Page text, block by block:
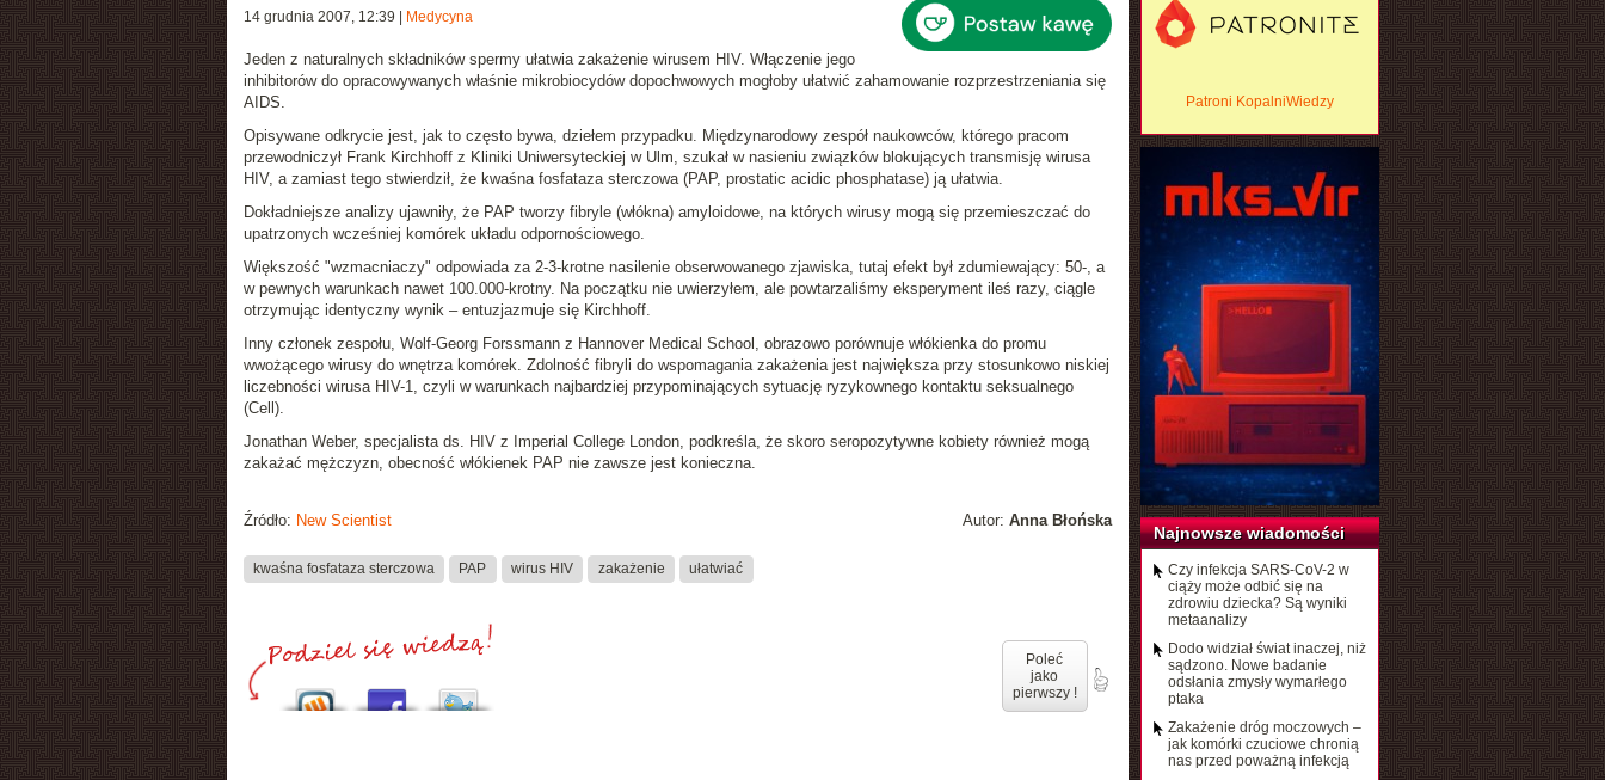
14 grudnia 2007, 12:39 Medycyna
Jeden z naturalnych składników spermy ułatwia zakażenie wirusem HIV. Włączenie jego
inhibitorów do opracowywanych właśnie mikrobiocydów dopochwowych mogłoby ułatwić zahamowanie rozprzestrzeniania się
AIDS.
Opisywane odkrycie jest, jak to często bywa, dziełem przypadku. Międzynarodowy zespół naukowców, którego pracom
przewodniczył Frank Kirchhoffz Kliniki Uniwersyteckiej w Ulm, szukał w nasieniu związków blokujących transmisję wirusa
HIV, a zamiast tego stwierdził, że kwaśna fosfataza sterczowa (PAP, prostatic acidic phosphatase) ją ułatwia.
Dokładniejsze analizy ujawniły, że PAP tworzy fibryle (włókna) amyloidowe, na których wirusy mogą się przemieszczać do
upatrzonych wcześniej komórek układu odpornościowego.
Większość "wzmacniaczy" odpowiada za 2-3-krotne nasilenie obserwowanego zjawiska, tutaj efekt był zdumiewający: 50-, a
w pewnych warunkach nawet 100.000-krotny. Na początku nie uwierzyłem, ale powtarzaliśmy eksperyment ileś razy, ciągle
otrzymując identyczny wynik– entuzjazmuje się Kirchhoff.
Inny członek zespołu, Wolf-Georg Forssmannz Hannover Medical School, obrazowo porównuje włókienka do promu
wwożącego wirusy do wnętrza komórek. Zdolność fibryli do wspomagania zakażenia jest największa przy stosunkowo niskiej
liczebności wirusa HIV-1, czyli w warunkach najbardziej przypominających sytuację ryzykownego kontaktu seksualnego
(Cell ).
Jonathan Weber, specjalista ds. HIV z Imperial College London, podkreśla, że skoro seropozytywne kobiety również mogą
zakażać mężczyzn, obecność włókienek PAP nie zawsze jest konieczna.
Autor: Anna Błońska
Źródło: New Scientist
kwaśna fosfataza sterczowa PAP wirus HIV zakażenie ułatwiać
Poleć
jako
pierwszy !
Patroni KopalniWiedzy
Najnowsze wiadomości
Czy infekcja SARS-CoV-2 w
ciąży może odbić się na
zdrowiu dziecka? Są wyniki
metaanalizy
Dodo widział świat inaczej, niż
sądzono. Nowe badanie
odsłania zmysły wymarłego
ptaka
Zakażenie dróg moczowych –
jak komórki czuciowe chronią
nas przed poważną infekcją